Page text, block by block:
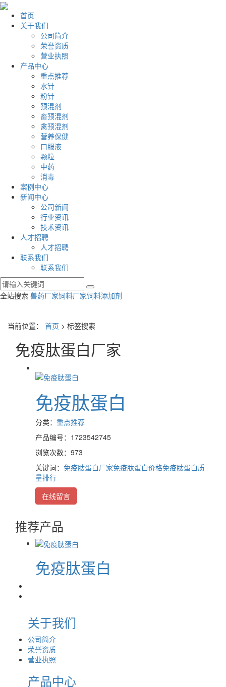
首页
关于我们
公司简介
荣誉资质
营业执照
产品中心
重点推荐
水针
粉针
预混剂
畜预混剂
禽预混剂
营养保健
口服液
颗粒
中药
消毒
案例中心
新闻中心
公司新闻
行业资讯
技术资讯
人才招聘
人才招聘
联系我们
联系我们
全站搜索 兽药厂家饲料厂家饲料添加剂
当前位置： 首页 > 标签搜索
免疫肽蛋白厂家
免疫肽蛋白
分类： 重点推荐
产品编号：1723542745
浏览次数：973
关键词： 免疫肽蛋白厂家免疫肽蛋白价格免疫肽蛋白质
量排行
在线留言
推荐产品
免疫肽蛋白
关于我们
公司简介
荣誉资质
营业执照
产品中心